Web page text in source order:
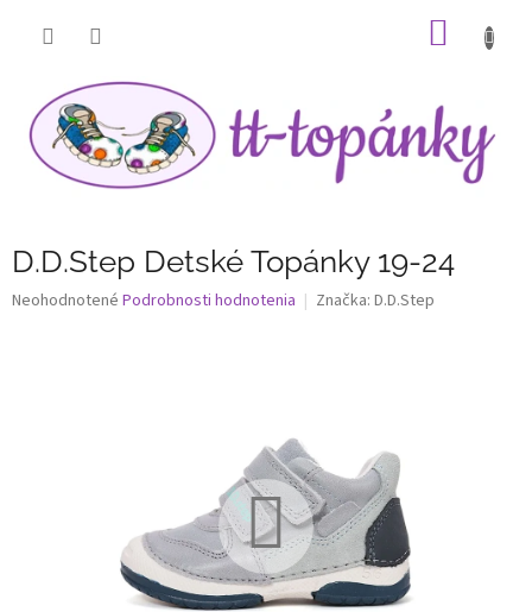
D.D.Step Detské Topánky 19-24
Priemerné
Neohodnotené Podrobnosti hodnotenia Značka: D.D.Step